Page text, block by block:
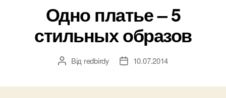
Одно платье – 5
стильных образов
Автор
Від redbirdy
Дата10.07.2014